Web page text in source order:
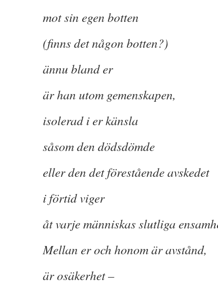
mot sin egen botten
(finns det någon botten?)
ännu bland er
är han utom gemenskapen,
isolerad i er känsla
såsom den dödsdömde
eller den det förestående avskedet
i förtid viger
åt varje människas slutliga
Mellan er och honom är avstånd,
är osäkerhet –